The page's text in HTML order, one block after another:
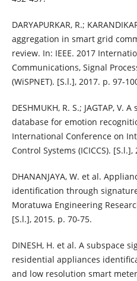
DARYAPURKAR, R.;
aggregation in smart grid
review. In: IEEE. 2017
Communications, Signal
(WiSPNET). [S.l.], 2017. p. 97-
DESHMUKH, R. S.; JAGTAP, V.
database for emotion
International Conference on
Control Systems (ICICCS).
DHANANJAYA, W. et al.
identification through
Moratuwa Engineering
[S.l.], 2015. p. 70-75.
DINESH, H. et al. A subspace
residential appliances
and low resolution smart